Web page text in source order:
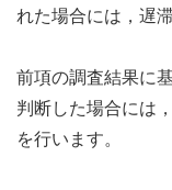
れた場合には，遅
前項の調査結果に
判断した場合には
を行います。